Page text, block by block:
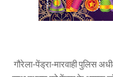
गौरेला-पेंड्रा-मारवाही पुलिस